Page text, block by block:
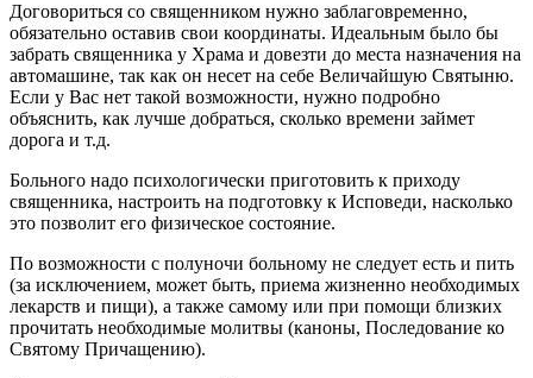
Договориться со священником нужно заблаговременно,
обязательно оставив свои координаты. Идеальным было бы
забрать священника у Храма и довезти до места назначения на
автомашине, так как он несет на себе Величайшую Святыню.
Если у Вас нет такой возможности, нужно подробно
объяснить, как лучше добраться, сколько времени займет
дорога и т.д.
Больного надо психологически приготовить к приходу
священника, настроить на подготовку к Исповеди, насколько
это позволит его физическое состояние.
По возможности с полуночи больному не следует есть и пить
(за исключением, может быть, приема жизненно необходимых
лекарств и пищи), а также самому или при помощи близких
прочитать необходимые молитвы (каноны, Последование ко
Святому Причащению).